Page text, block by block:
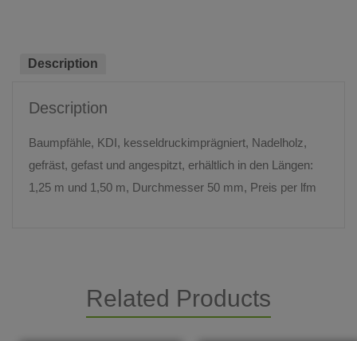
Description
Description
Baumpfähle, KDI, kesseldruckimprägniert, Nadelholz,
gefräst, gefast und angespitzt, erhältlich in den Längen:
1,25 m und 1,50 m, Durchmesser 50 mm, Preis per lfm
Related Products